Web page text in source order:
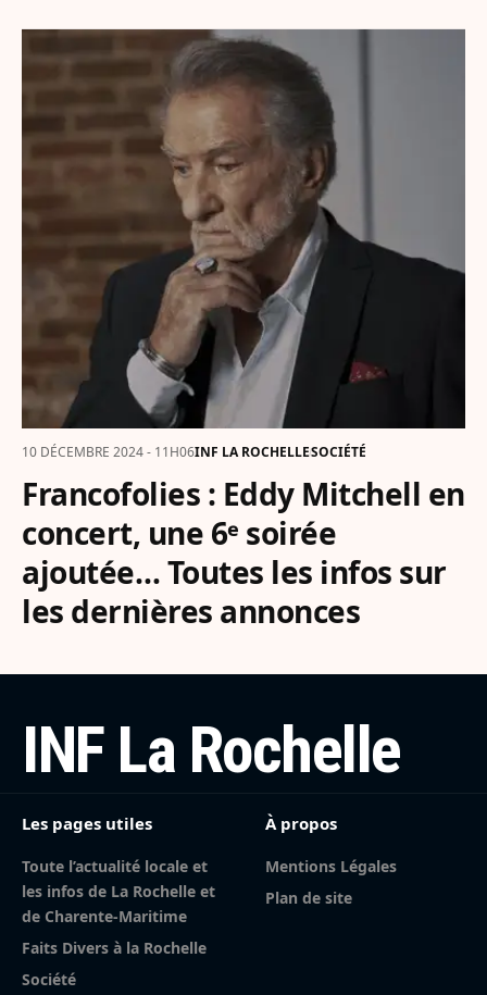
10 DÉCEMBRE 2024 - 11H06INF LA ROCHELLESOCIÉTÉ
Francofolies : Eddy Mitchell en
concert, une 6ᵉ soirée
ajoutée… Toutes les infos sur
les dernières annonces
INF La Rochelle
Les pages utiles
Toute l’actualité locale et
les infos de La Rochelle et
de Charente-Maritime
Faits Divers à la Rochelle
Société
À propos
Mentions Légales
Plan de site